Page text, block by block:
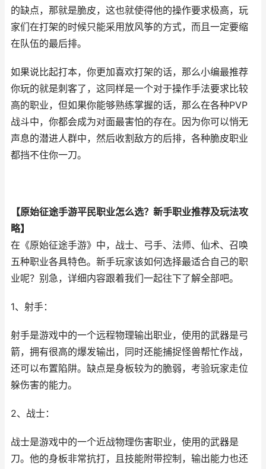
的缺点，那就是脆皮，这也就使得他的操作要求极高，玩
家们在打架的时候只能采用放风筝的方式，而且一定要缩
在队伍的最后排。
如果说比起打本，你更加喜欢打架的话，那么小编最推荐
你玩的就是刺客了，这同样是一个对于操作手法要求比较
高的职业，但如果你能够熟练掌握的话，那么在各种PVP
战斗中，你都会成为对面最害怕的存在。因为你可以悄无
声息的潜进人群中，然后收割敌方的后排，各种脆皮职业
都挡不住你一刀。
【原始征途手游平民职业怎么选？新手职业推荐及玩法攻
略】
在《原始征途手游》中，战士、弓手、法师、仙术、召唤
五种职业各具特色。新手玩家该如何选择最适合自己的职
业呢？别急，详细内容跟着我们一起往下了解全部吧。
1、射手：
射手是游戏中的一个远程物理输出职业，使用的武器是弓
箭，拥有很高的爆发输出，同时还能捕捉怪兽帮忙作战，
还可以布置陷阱。缺点是身板较为的脆弱，考验玩家走位
躲伤害的能力。
2、战士：
战士是游戏中的一个近战物理伤害职业，使用的武器是
刀。他的身板非常抗打，且技能附带控制，输出能力也还